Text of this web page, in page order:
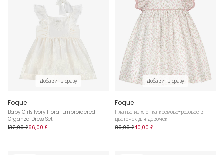
Добавить сразу
Foque
Baby Girls Ivory Floral Embroidered
Organza Dress Set
132,00 £66,00 £
Добавить сразу
Foque
Платье из хлопка кремово-розовое в
цветочек для девочек
80,00 £40,00 £